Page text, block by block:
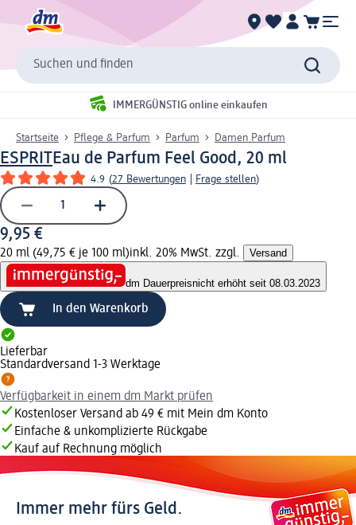
Suchen und finden
IMMERGÜNSTIG online einkaufen
Startseite Pflege & Parfum Parfum Damen Parfum
ESPRITEau de Parfum Feel Good, 20 ml
4.9 (27 Bewertungen Frage stellen)
9,95 €
20 ml (49,75 € je 100 ml)inkl. 20% MwSt. zzgl. Versand
dm Dauerpreisnicht erhöht seit 08.03.2023
In den Warenkorb
Lieferbar
Standardversand 1-3 Werktage
Verfügbarkeit in einem dm Markt prüfen
Kostenloser Versand ab 49 € mit Mein dm Konto
Einfache & unkomplizierte Rückgabe
Kauf auf Rechnung möglich
Immer mehr fürs Geld.